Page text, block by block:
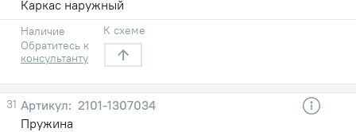
Каркас наружный
Наличие
Обратитесь к
консультанту
К схеме
31
2101-1307034
Пружина